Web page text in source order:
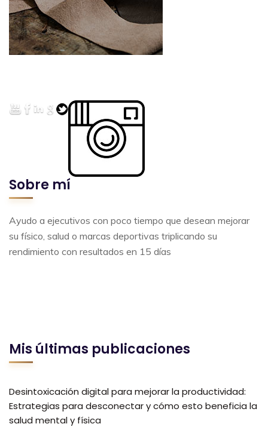
Sobre mí
Ayudo a ejecutivos con poco tiempo que desean mejorar
su físico, salud o marcas deportivas triplicando su
rendimiento con resultados en 15 días
Mis últimas publicaciones
Desintoxicación digital para mejorar la productividad:
Estrategias para desconectar y cómo esto beneficia la
salud mental y física